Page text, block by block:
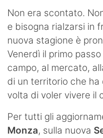
Non era scontato.
e bisogna rialzarsi in
nuova stagione è
Venerdì il primo
campo, al mercato,
di un territorio che
volta di voler vivere il
Per tutti gli
Monza, sulla nuova